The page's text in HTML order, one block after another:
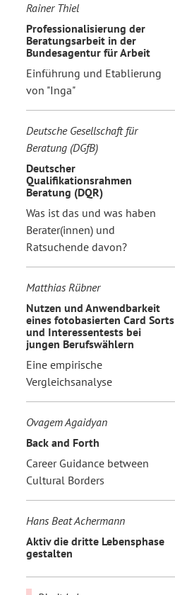
Rainer Thiel
Professionalisierung der
Beratungsarbeit in der
Bundesagentur für Arbeit
Einführung und Etablierung
von "Inga"
Deutsche Gesellschaft für
Beratung (DGfB)
Deutscher
Qualifikationsrahmen
Beratung (DQR)
Was ist das und was haben
Berater(innen) und
Ratsuchende davon?
Matthias Rübner
Nutzen und Anwendbarkeit
eines fotobasierten Card Sorts
und Interessentests bei
jungen Berufswählern
Eine empirische
Vergleichsanalyse
Ovagem Agaidyan
Back and Forth
Career Guidance between
Cultural Borders
Hans Beat Achermann
Aktiv die dritte Lebensphase
gestalten